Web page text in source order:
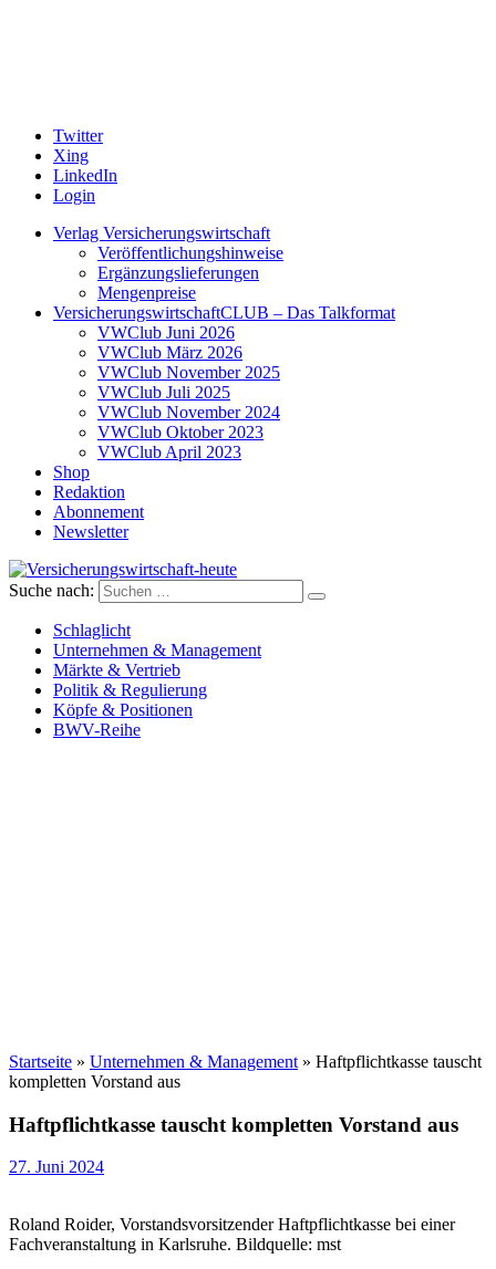
Twitter
Xing
LinkedIn
Login
Verlag Versicherungswirtschaft
Veröffentlichungshinweise
Ergänzungslieferungen
Mengenpreise
VersicherungswirtschaftCLUB – Das Talkformat
VWClub Juni 2026
VWClub März 2026
VWClub November 2025
VWClub Juli 2025
VWClub November 2024
VWClub Oktober 2023
VWClub April 2023
Shop
Redaktion
Abonnement
Newsletter
Versicherungswirtschaft-heute
Suche nach:
Schlaglicht
Unternehmen & Management
Märkte & Vertrieb
Politik & Regulierung
Köpfe & Positionen
BWV-Reihe
Startseite » Unternehmen & Management » Haftpflichtkasse tauscht
kompletten Vorstand aus
Haftpflichtkasse tauscht kompletten Vorstand aus
27. Juni 2024
Roland Roider, Vorstandsvorsitzender Haftpflichtkasse bei einer
Fachveranstaltung in Karlsruhe. Bildquelle: mst